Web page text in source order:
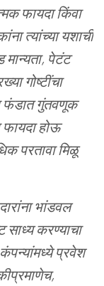
फायदा किंवा
त्यांच्या यशाची
मान्यता, पेटंट
गोष्टींचा
फंडात गुंतवणूक
फायदा होऊ
परतावा मिळू
भांडवल
साध्य करण्याचा
कंपन्यांमध्ये प्रवेश
,